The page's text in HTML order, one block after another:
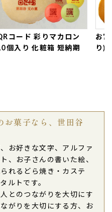
として利用させて頂きまし
喜ばれました。
です。（サラン様）
ナルメッセージカステラ
/木箱入り)
頂き大変喜ばれました。
模様 オリジナル メッセ
）
コード 彩りマカロン
個入り 化粧箱 短納期
お
り)
お菓子なら、世田谷
お好きな文字、アルファ
、お子さんの書いた絵、
れるどら焼き・カステ
ルトです。
とのつながりを大切にす
がりを大切にする方、お